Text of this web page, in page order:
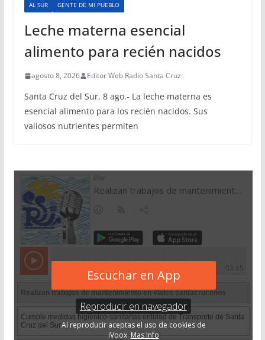
AL SUR GENTE DE MI PUEBLO
Leche materna esencial
alimento para recién nacidos
agosto 8, 2026 Editor Web Radio Santa Cruz
Santa Cruz del Sur, 8 ago.- La leche materna es
esencial alimento para los recién nacidos. Sus
valiosos nutrientes permiten